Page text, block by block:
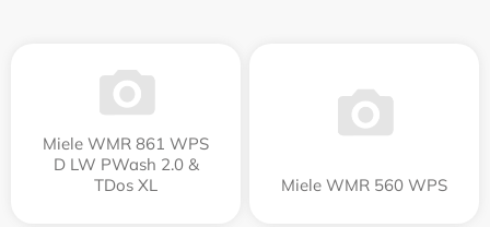
Miele WMR 861 WPS
D LW PWash 2.0 &
TDos XL
Miele WMR 560 WPS